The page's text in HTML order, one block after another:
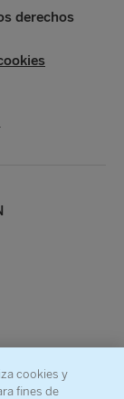
derechos
cookies y
fines de